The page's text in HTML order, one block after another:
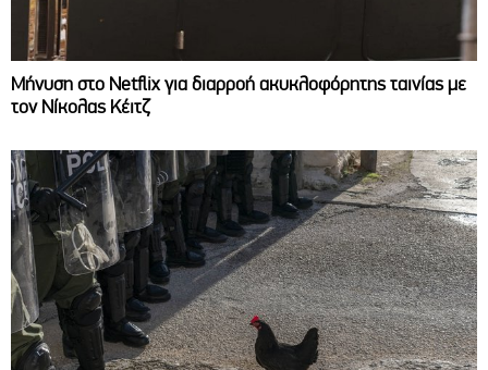
Μήνυση στο Netflix για διαρροή ακυκλοφόρητης ταινίας με
τον Νίκολας Κέιτζ